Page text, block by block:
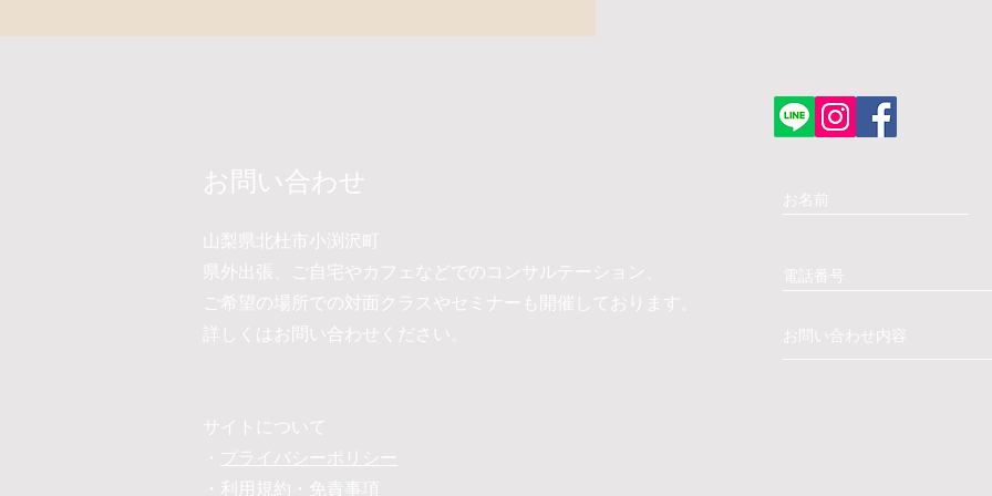
お問い合わせ
山梨県北杜市小渕沢町
​県外出張、ご自宅やカフェなどでのコンサルテーション、
ご希望の場所での対面クラスやセミナーも開催しております。
詳しくはお問い合わせください。
​サイトについて
・ プライバシーポリシー
​・
利用規約・免責事項